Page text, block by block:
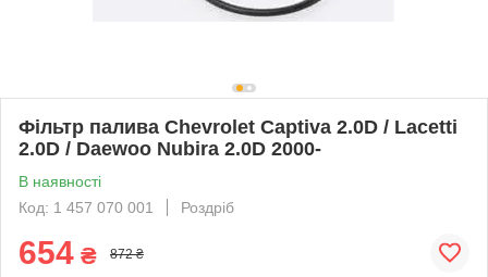
Фільтр палива Chevrolet Captiva 2.0D / Lacetti
2.0D / Daewoo Nubira 2.0D 2000-
В наявності
Код: 1 457 070 001
Роздріб
654 ₴ 872 ₴